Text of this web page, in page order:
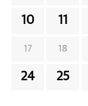
10 11
17 18
24 25